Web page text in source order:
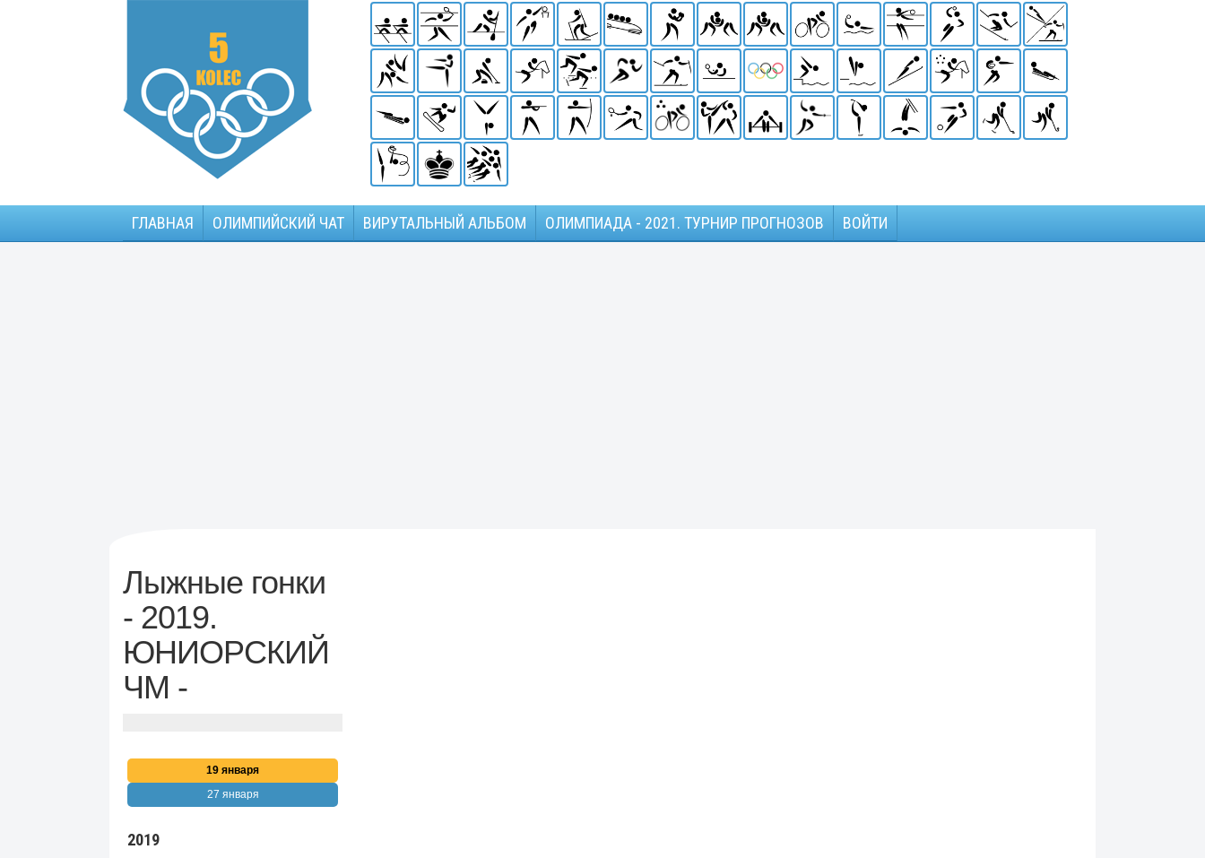
ГЛАВНАЯ ОЛИМПИЙСКИЙ ЧАТ ВИРУТАЛЬНЫЙ АЛЬБОМ ОЛИМПИАДА - 2021. ТУРНИР ПРОГНОЗОВ ВОЙТИ
Лыжные гонки
- 2019.
ЮНИОРСКИЙ
ЧМ -
19 января
27 января
2019